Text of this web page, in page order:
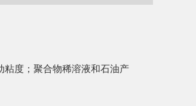
粘度；聚合物稀溶液和石油产